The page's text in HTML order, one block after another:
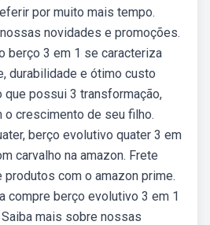
por muito mais tempo.
novidades e promoções.
berço 3 em 1 se caracteriza
durabilidade e ótimo custo
que possui 3 transformação,
o crescimento de seu filho.
berço evolutivo quater 3 em
carvalho na amazon. Frete
com o amazon prime.
compre berço evolutivo 3 em 1
mais sobre nossas